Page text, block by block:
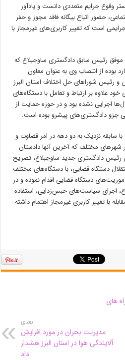
وقوع جرایم متعددی دانست و یادآور
حضور اتباع بیگانه فاقد مجوز و حفر
است که تغییر کاربری‌های غیرمجاز با
موفق رئیس سابق دادگستری ساوجبلاغ که
بوده از انتصاب وی به عنوان معاون
رئیس شوراهای حل اختلاف استان البرز
علاوه بر ارتباط و تعامل با دستگاه‌های
اجرایی نشده بود و در حوزه حمایت از
جزو دادگستری‌های پیشرو بوده است.
سابقه نزدیک به دو دهه در امر قضاوت و
مختلف که آخرین آنها دادستان
رئیس دادگستری جدید ساوجبلاغ، تصریح
دستگاه قضایی، با دستگاه‌های مختلف
دستگاه قضایی اقدام نموده و در
اجرای سیاست‌های حبس‌زدایی، استفاده
با تغییر کاربری غیرمجاز اهتمام داشته
های
بعدی
مدیریت بحران در مورد افزایش
آلایندگی هوا در استان البرز هشدار
داد